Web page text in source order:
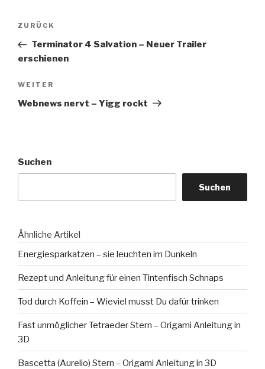
Beitragsnavigation
Vorheriger
Beitrag
ZURÜCK
Terminator 4 Salvation – Neuer Trailer
erschienen
Nächster
Beitrag
WEITER
Webnews nervt – Yigg rockt
Suchen
Suchen
Ähnliche Artikel
Energiesparkatzen – sie leuchten im Dunkeln
Rezept und Anleitung für einen Tintenfisch Schnaps
Tod durch Koffein – Wieviel musst Du dafür trinken
Fast unmöglicher Tetraeder Stern – Origami Anleitung in
3D
Bascetta (Aurelio) Stern – Origami Anleitung in 3D